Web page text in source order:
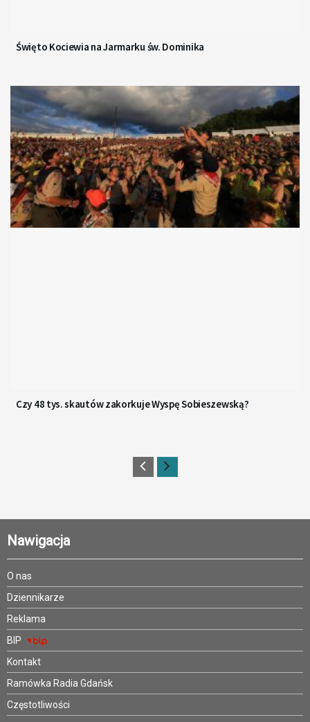
Święto Kociewia na Jarmarku św. Dominika
Czy 48 tys. skautów zakorkuje Wyspę Sobieszewską?
Nawigacja
O nas
Dziennikarze
Reklama
BIP
Kontakt
Ramówka Radia Gdańsk
Częstotliwości